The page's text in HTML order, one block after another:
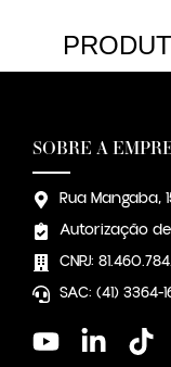
SOBRE A
Rua Mangaba,
Autorização de
CNPJ:
SAC: (41) 3364-